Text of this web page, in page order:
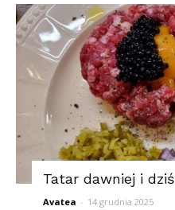
Tatar dawniej i dziś
Avatea - 14 grudnia 2025